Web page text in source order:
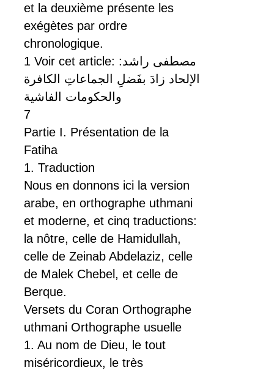
et la deuxième présente les
exégètes par ordre
chronologique.
1 Voir cet article: مصطفى راشد:
الإلحاد زادَ بفَضلِ الجماعاتِ الكافرة
والحكومات الفاشية
7
Partie I. Présentation de la
Fatiha
1. Traduction
Nous en donnons ici la version
arabe, en orthographe uthmani
et moderne, et cinq traductions:
la nôtre, celle de Hamidullah,
celle de Zeinab Abdelaziz, celle
de Malek Chebel, et celle de
Berque.
Versets du Coran Orthographe
uthmani Orthographe usuelle
1. Au nom de Dieu, le tout
miséricordieux, le très